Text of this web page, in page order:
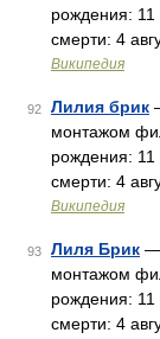
рождения:
смерти: 4
Википедия
92 Лилия брик
монтажом
рождения:
смерти: 4
Википедия
93 Лиля Брик —
монтажом
рождения:
смерти: 4